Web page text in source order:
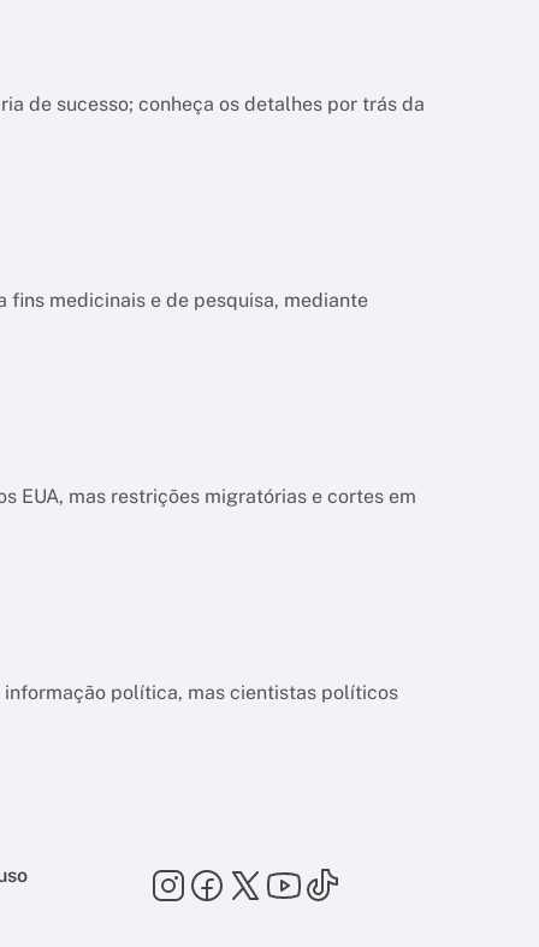
de sucesso; conheça os detalhes por trás da
fins medicinais e de pesquisa, mediante
EUA, mas restrições migratórias e cortes em
política, mas cientistas políticos